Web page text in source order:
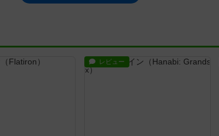
レビュー